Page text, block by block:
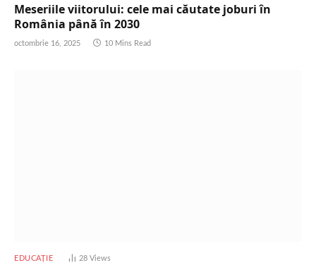
Meseriile viitorului: cele mai căutate joburi în
România până în 2030
octombrie 16, 2025 10 Mins Read
EDUCAȚIE 28Views